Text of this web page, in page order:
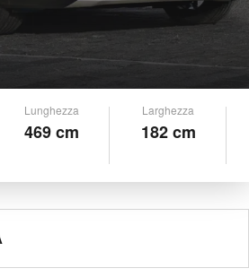
Lunghezza
469 cm
Larghezza
182 cm